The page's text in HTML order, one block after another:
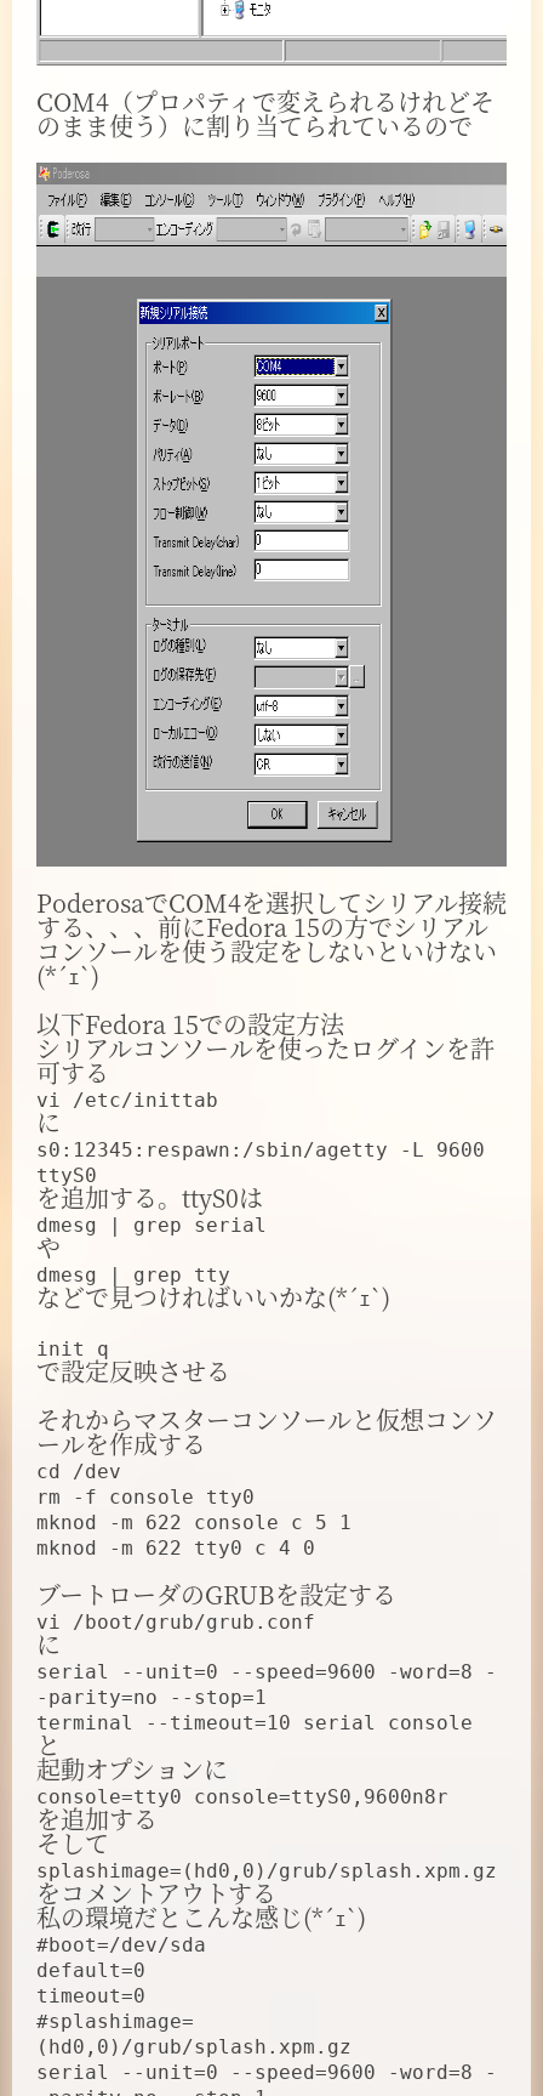
COM4（プロパティで変えられるけれどそ
のまま使う）に割り当てられているので
PoderosaでCOM4を選択してシリアル接続
する、、、前にFedora 15の方でシリアル
コンソールを使う設定をしないといけない
(*´ｪ`)
以下Fedora 15での設定方法
シリアルコンソールを使ったログインを許
可する
vi /etc/inittab
に
s0:12345:respawn:/sbin/agetty -L 9600
ttyS0
を追加する。ttyS0は
dmesg | grep serial
や
dmesg | grep tty
などで見つければいいかな(*´ｪ`)
init q
で設定反映させる
それからマスターコンソールと仮想コンソ
ールを作成する
cd /dev
rm -f console tty0
mknod -m 622 console c 5 1
mknod -m 622 tty0 c 4 0
ブートローダのGRUBを設定する
vi /boot/grub/grub.conf
に
serial --unit=0 --speed=9600 -word=8 -
-parity=no --stop=1
terminal --timeout=10 serial console
と
起動オプションに
console=tty0 console=ttyS0,9600n8r
を追加する
そして
splashimage=(hd0,0)/grub/splash.xpm.gz
をコメントアウトする
私の環境だとこんな感じ(*´ｪ`)
#boot=/dev/sda
default=0
timeout=0
#splashimage=
(hd0,0)/grub/splash.xpm.gz
serial --unit=0 --speed=9600 -word=8 -